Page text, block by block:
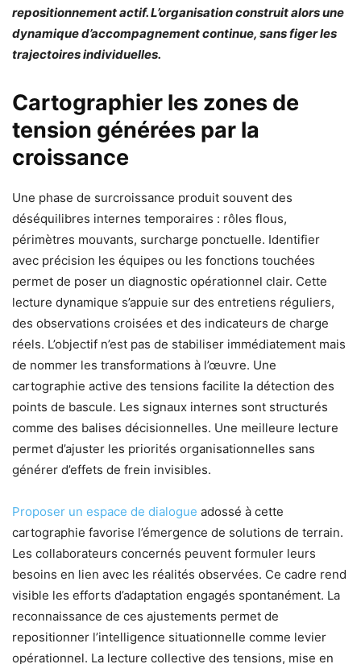
repositionnement actif. L’organisation construit alors une
dynamique d’accompagnement continue, sans figer les
trajectoires individuelles.
Cartographier les zones de
tension générées par la
croissance
Une phase de surcroissance produit souvent des
déséquilibres internes temporaires : rôles flous,
périmètres mouvants, surcharge ponctuelle. Identifier
avec précision les équipes ou les fonctions touchées
permet de poser un diagnostic opérationnel clair. Cette
lecture dynamique s’appuie sur des entretiens réguliers,
des observations croisées et des indicateurs de charge
réels. L’objectif n’est pas de stabiliser immédiatement mais
de nommer les transformations à l’œuvre. Une
cartographie active des tensions facilite la détection des
points de bascule. Les signaux internes sont structurés
comme des balises décisionnelles. Une meilleure lecture
permet d’ajuster les priorités organisationnelles sans
générer d’effets de frein invisibles.
Proposer un espace de dialogue adossé à cette
cartographie favorise l’émergence de solutions de terrain.
Les collaborateurs concernés peuvent formuler leurs
besoins en lien avec les réalités observées. Ce cadre rend
visible les efforts d’adaptation engagés spontanément. La
reconnaissance de ces ajustements permet de
repositionner l’intelligence situationnelle comme levier
opérationnel. La lecture collective des tensions, mise en